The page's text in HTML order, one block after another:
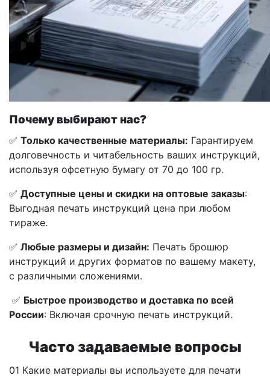
Почему выбирают нас?
✅ Только качественные материалы: Гарантируем
долговечность и читабельность ваших инструкций,
используя офсетную бумагу от 70 до 100 гр.
✅ Доступные цены и скидки на оптовые заказы:
Выгодная печать инструкций цена при любом
тираже.
✅ Любые размеры и дизайн: Печать брошюр
инструкций и других форматов по вашему макету,
с различными сложениями.
✅ Быстрое производство и доставка по всей
России: Включая срочную печать инструкций.
Часто задаваемые вопросы
01 Какие материалы вы используете для печати